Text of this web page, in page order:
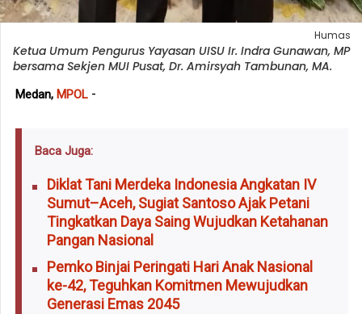
Humas
Ketua Umum Pengurus Yayasan UISU Ir. Indra Gunawan, MP
bersama Sekjen MUI Pusat, Dr. Amirsyah Tambunan, MA.
Medan, MPOL-
Baca Juga:
Diklat Tani Merdeka Indonesia Angkatan IV
Sumut–Aceh, Sugiat Santoso Ajak Petani
Tingkatkan Daya Saing Wujudkan Ketahanan
Pangan Nasional
Pemko Binjai Peringati Hari Anak Nasional
ke-42, Teguhkan Komitmen Mewujudkan
Generasi Emas 2045